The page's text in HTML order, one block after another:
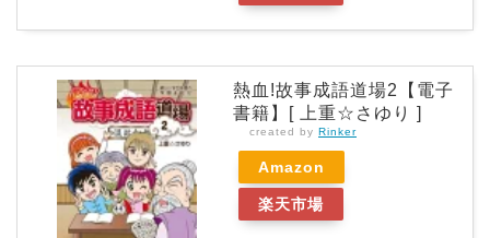
熱血!故事成語道場2【電子
書籍】[ 上重☆さゆり ]
created by Rinker
Amazon
楽天市場